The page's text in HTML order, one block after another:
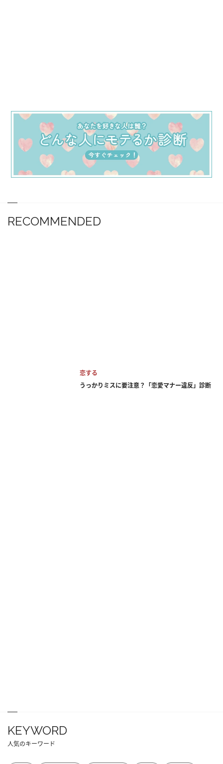
RECOMMENDED
恋する
うっかりミスに要注意？「恋愛マナー違反」診断
KEYWORD
人気のキーワード